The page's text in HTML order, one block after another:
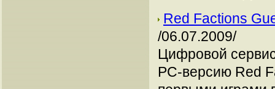
Red Factions
/06.07.2009/
Цифровой
РС-версию Red